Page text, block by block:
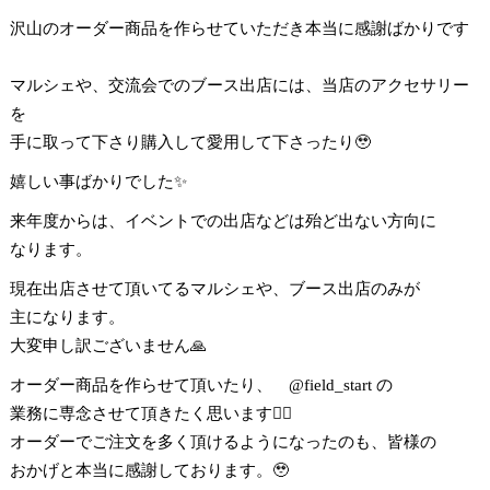
沢山のオーダー商品を作らせていただき本当に感謝ばかりです
マルシェや、交流会でのブース出店には、当店のアクセサリー
を
手に取って下さり購入して愛用して下さったり🥹
嬉しい事ばかりでした✨
来年度からは、イベントでの出店などは殆ど出ない方向に
なります。
現在出店させて頂いてるマルシェや、ブース出店のみが
主になります。
大変申し訳ございません🙏
オーダー商品を作らせて頂いたり、 @field_start の
業務に専念させて頂きたく思います🙇‍♀️
オーダーでご注文を多く頂けるようになったのも、皆様の
おかげと本当に感謝しております。🥹